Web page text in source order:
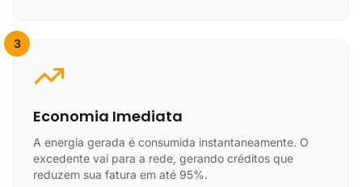
3
Economia Imediata
A energia gerada é consumida instantaneamente. O
excedente vai para a rede, gerando créditos que
reduzem sua fatura em até 95%.